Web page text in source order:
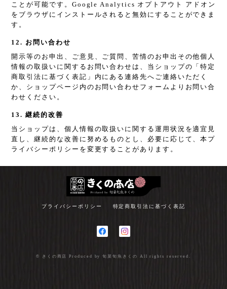
ことが可能です。Google Analytics オプトアウト アドオン
をブラウザにインストールされると無効にすることができま
す。
12. お問い合わせ
開示等のお申出、ご意見、ご質問、苦情のお申出その他個人
情報の取扱いに関するお問い合わせは、当ショップの「特定
商取引法に基づく表記」内にある連絡先へご連絡いただく
か、ショップページ内のお問い合わせフォームよりお問い合
わせください。
13. 継続的改善
当ショップは、個人情報の取扱いに関する運用状況を適宜見
直し、継続的な改善に努めるものとし、必要に応じて、本プ
ライバシーポリシーを変更することがあります。
プライバシーポリシー 特定商取引法に基づく表記
© きくの商店 Produced by 旬菜旬魚きくの All rights reserved.